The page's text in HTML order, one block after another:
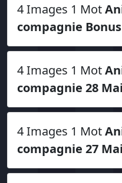
4 Images 1 Mot
compagnie
4 Images 1 Mot
compagnie 28
4 Images 1 Mot
compagnie 27